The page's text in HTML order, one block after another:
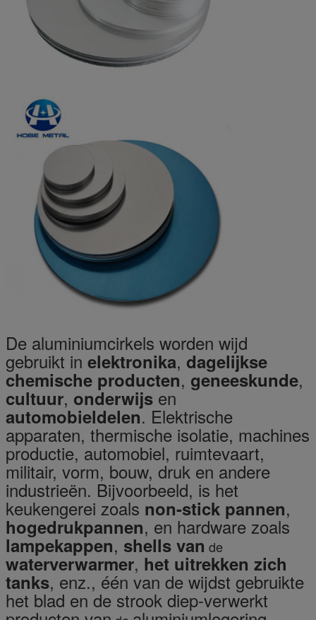
De aluminiumcirkels worden wijd
gebruikt in elektronika, dagelijkse
chemische producten, geneeskunde,
cultuur, onderwijs en
automobieldelen. Elektrische
apparaten, thermische isolatie, machines
productie, automobiel, ruimtevaart,
militair, vorm, bouw, druk en andere
industrieën. Bijvoorbeeld, is het
keukengerei zoals non-stick pannen,
hogedrukpannen, en hardware zoals
lampekappen, shells van de
waterverwarmer, het uitrekken zich
tanks, enz., één van de wijdst gebruikte
het blad en de strook diep-verwerkt